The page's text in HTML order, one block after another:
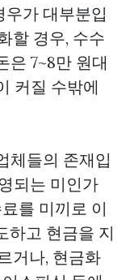
가 대부분입
할 경우, 수수
은 7~8만 원대
커질 수밖에
체들의 존재입
되는 미인가
를 미끼로 이
하고 현금을 지
거나, 현금화